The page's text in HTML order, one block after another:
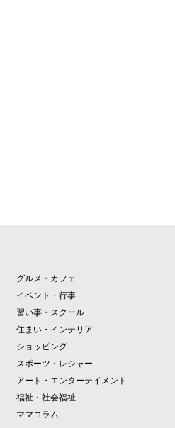
グルメ・カフェ
イベント・行事
習い事・スクール
住まい・インテリア
ショッピング
スポーツ・レジャー
アート・エンターテイメント
福祉・社会福祉
ママコラム